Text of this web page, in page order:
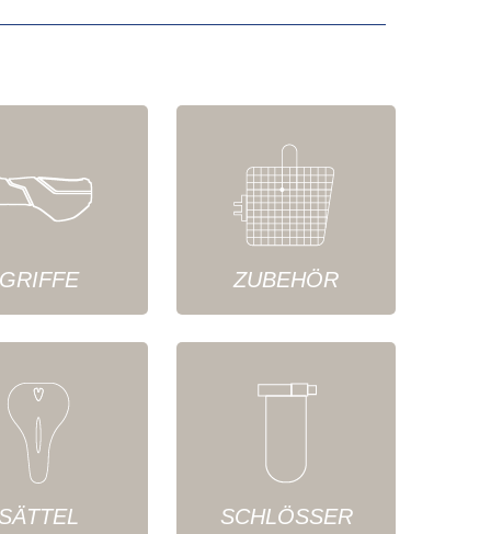
GRIFFE ZUBEHÖR
SÄTTEL SCHLÖSSER